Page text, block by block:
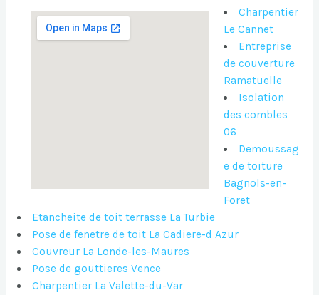
Charpentier
Le Cannet
Entreprise
de couverture
Ramatuelle
Isolation
des combles
06
Demoussag
e de toiture
Bagnols-en-
Foret
Etancheite de toit terrasse La Turbie
Pose de fenetre de toit La Cadiere-d Azur
Couvreur La Londe-les-Maures
Pose de gouttieres Vence
Charpentier La Valette-du-Var